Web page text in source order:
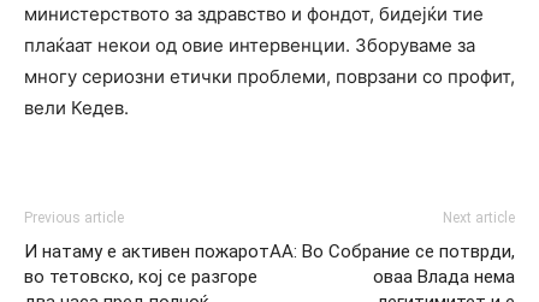
министерството за здравство и фондот, бидејќи тие
плаќаат некои од овие интервенции. Зборуваме за
многу сериозни етички проблеми, поврзани со профит,
вели Кедев.
Previous article
И натаму е активен пожарот
во тетовско, кој се разгоре
Next article
AA: Во Собрание се потврди,
оваа Влада нема